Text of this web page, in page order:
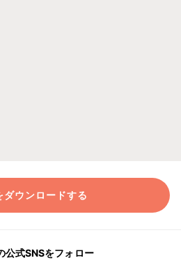
ダウンロードする
公式SNSをフォロー